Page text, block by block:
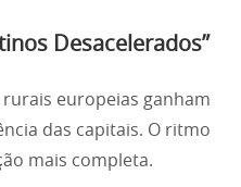
Desacelerados”
europeias ganham
das capitais. O ritmo
mais completa.